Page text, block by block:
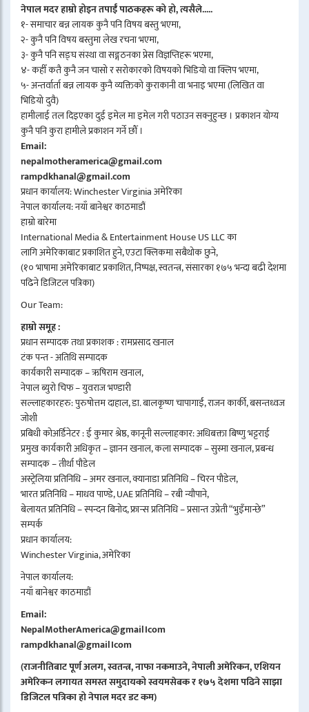
नेपाल मदर हाम्रो होइन तपाईँ पाठकहरू को हो, त्यसैले.....
१- समाचार बन्न लायक कुनै पनि विषय बस्तु भएमा,
२- कुनै पनि विषय बस्तुमा लेख रचना भएमा,
३- कुनै पनि सङ्घ संस्था वा सङ्गठनका प्रेस विज्ञप्तिहरू भएमा,
४- कहीँ कतै कुनै जन चासो र सरोकारको विषयको भिडियो वा क्लिप भएमा,
५- अन्तर्वार्ता बन्न लायक कुनै व्यक्तिको कुराकानी वा भनाइ भएमा (लिखित वा
भिडियो दुवै)
हामीलाई तल दिइएका दुई इमेल मा इमेल गरी पठाउन सक्नुहुन्छ । प्रकाशन योग्य
कुनै पनि कुरा हामीले प्रकाशन गर्ने छौँ ।
Email:
nepalmotheramerica@gmail.com
rampdkhanal@gmail.com
प्रधान कार्यालय: Winchester Virginia अमेरिका
नेपाल कार्यालय: नयाँ बानेश्वर काठमाडौं
हाम्रो बारेमा
International Media & Entertainment House US LLC का
लागि अमेरिकाबाट प्रकाशित हुने, एउटा क्लिकमा सबैथोक छुने,
(१० भाषामा अमेरिकाबाट प्रकाशित, निष्पक्ष, स्वतन्त्र, संसारका १७५ भन्दा बढी देशमा
पढिने डिजिटल पत्रिका)
Our Team:
हाम्रो समूह :
प्रधान सम्पादक तथा प्रकाशक : रामप्रसाद खनाल
टंक पन्त - अतिथि सम्पादक
कार्यकारी सम्पादक – ऋषिराम खनाल,
नेपाल ब्युरो चिफ – युवराज भण्डारी
सल्लाहकारहरु: पुरुषोत्तम दाहाल, डा. बालकृष्ण चापागाईं, राजन कार्की, बसन्तध्वज
जोशी
प्रबिधी कोअर्डिनेटर : ई कुमार श्रेष्ठ, कानूनी सल्लाहकार: अधिबक्ता बिष्णु भट्टराई
प्रमुख कार्यकारी अधिकृत – ज्ञानन खनाल, कला सम्पादक – सुस्मा खनाल, प्रबन्ध
सम्पादक – तीर्था पौडेल
अस्ट्रेलिया प्रतिनिधि – अमर खनाल, क्यानाडा प्रतिनिधि – चिरन पौडेल,
भारत प्रतिनिधि – माधव पाण्डे, UAE प्रतिनिधि – रबी न्यौपाने,
बेलायत प्रतिनिधि – स्पन्दन बिनोद, फ्रान्स प्रतिनिधि – प्रसान्त उप्रेती “भुइँमान्छे”
सम्पर्क
प्रधान कार्यालय:
Winchester Virginia, अमेरिका
नेपाल कार्यालय:
नयाँ बानेश्वर काठमाडौं
Email:
NepalMotherAmerica@gmail।com
rampdkhanal@gmail।com
(राजनीतिबाट पूर्ण अलग, स्वतन्त्र, नाफा नकमाउने, नेपाली अमेरिकन, एशियन
अमेरिकन लगायत समस्त समुदायको स्वयमसेबक र १७५ देशमा पढिने साझा
डिजिटल पत्रिका हो नेपाल मदर डट कम)